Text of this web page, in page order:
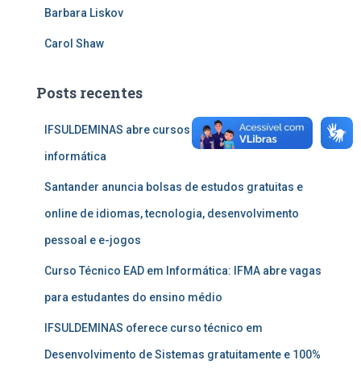
Barbara Liskov
Carol Shaw
Posts recentes
IFSULDEMINAS abre cursos técnicos EAD em
informática
Santander anuncia bolsas de estudos gratuitas e
online de idiomas, tecnologia, desenvolvimento
pessoal e e-jogos
Curso Técnico EAD em Informática: IFMA abre vagas
para estudantes do ensino médio
IFSULDEMINAS oferece curso técnico em
Desenvolvimento de Sistemas gratuitamente e 100%